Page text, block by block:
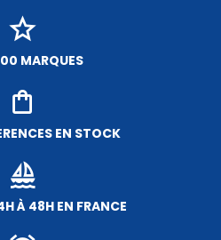
MARQUES
EN STOCK
À 48H EN FRANCE